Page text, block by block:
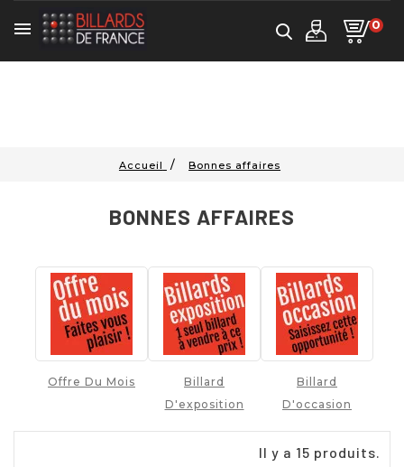
 0
Accueil Bonnes affaires
BONNES AFFAIRES
Offre Du Mois
Billard
D'exposition
Billard
D'occasion
Il y a 15 produits.